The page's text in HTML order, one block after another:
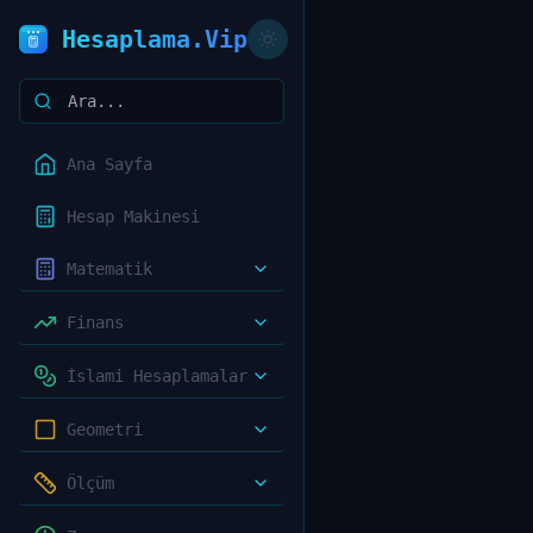
Hesaplama.Vip
Ana Sayfa
Hesap Makinesi
Matematik
Finans
İslami Hesaplamalar
Geometri
Ölçüm